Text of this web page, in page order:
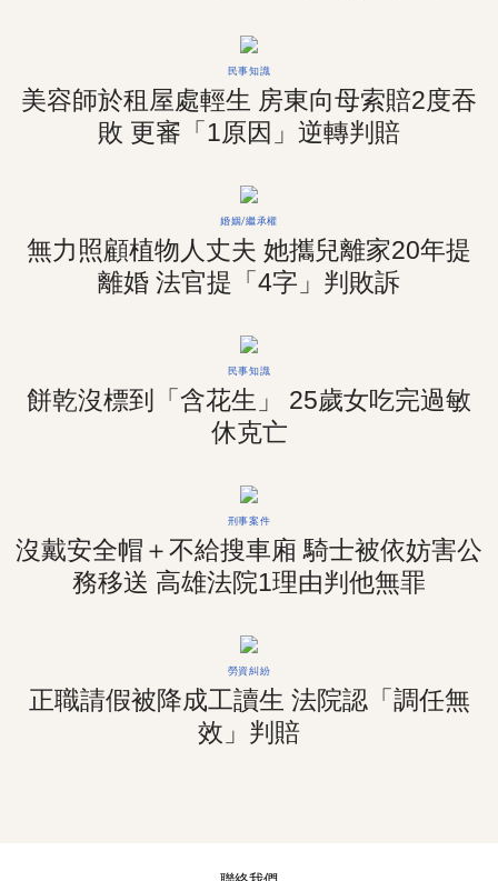
民事知識
美容師於租屋處輕生 房東向母索賠2度吞
敗 更審「1原因」逆轉判賠
婚姻/繼承權
無力照顧植物人丈夫 她攜兒離家20年提
離婚 法官提「4字」判敗訴
民事知識
餅乾沒標到「含花生」 25歲女吃完過敏
休克亡
刑事案件
沒戴安全帽＋不給搜車廂 騎士被依妨害公
務移送 高雄法院1理由判他無罪
勞資糾紛
正職請假被降成工讀生 法院認「調任無
效」判賠